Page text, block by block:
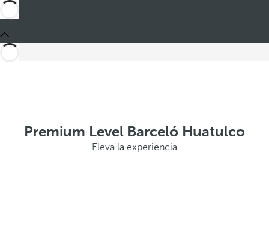
Premium Level Barceló Huatulco
Eleva la experiencia